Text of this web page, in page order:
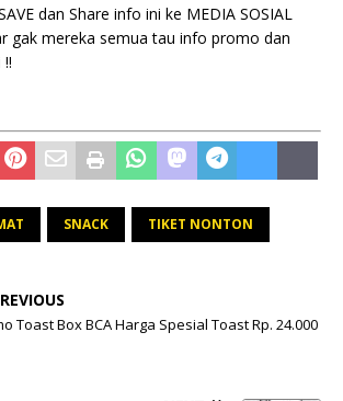
dan Share info ini ke MEDIA SOSIAL
gak mereka semua tau info promo dan
SNACK TIKET NONTON
Toast Box BCA Harga Spesial Toast Rp. 24.000